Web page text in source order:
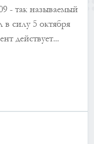
- так называемый
силу 5 октября
действует...